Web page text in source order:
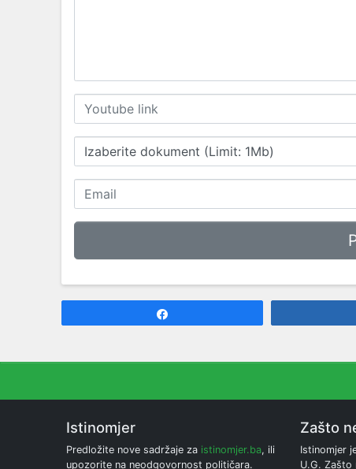
Izaberite dokument (Limit: 1Mb)
Istinomjer
Predložite nove sadržaje za istinomjer.ba, ili
upozorite na neodgovornost političara.
Zašto
Istinomjer
U.G. Zašto